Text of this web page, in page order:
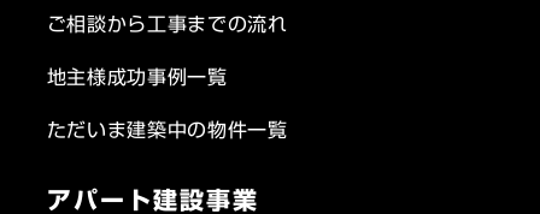
ご相談から工事までの流れ
地主様成功事例一覧
ただいま建築中の物件一覧
アパート建設事業